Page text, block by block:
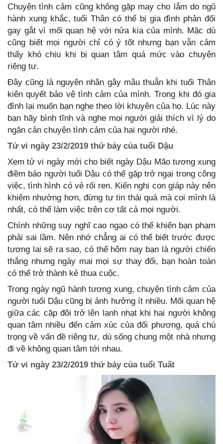
Chuyện tình cảm cũng không gặp may cho lắm do ngũ
hành xung khắc, tuổi Thân có thể bị gia đình phản đối
gay gắt vì mối quan hệ với nửa kia của mình. Mặc dù
cũng biết mọi người chỉ có ý tốt nhưng bạn vẫn cảm
thấy khó chịu khi bị quan tâm quá mức vào chuyện
riêng tư.
Đây cũng là nguyên nhân gây mâu thuẫn khi tuổi Thân
kiên quyết bảo vệ tình cảm của mình. Trong khi đó gia
đình lại muốn bạn nghe theo lời khuyên của họ. Lúc này
bạn hãy bình tĩnh và nghe mọi người giải thích vì lý do
ngăn cản chuyện tình cảm của hai người nhé.
Tử vi ngày 23/2/2019 thứ bảy của tuổi Dậu
Xem tử vi ngày mới cho biết ngày Dậu Mão tương xung
điềm báo người tuổi Dậu có thể gặp trở ngại trong công
việc, tình hình có vẻ rối ren. Kiến nghị con giáp này nên
khiêm nhường hơn, đừng tự tin thái quá mà coi mình là
nhất, có thể làm việc trên cơ tất cả mọi người.
Chính những suy nghĩ cao ngạo có thể khiến bạn phạm
phải sai lầm. Nên nhớ chẳng ai có thể biết trước được
tương lai sẽ ra sao, có thể hôm nay bạn là người chiến
thắng nhưng ngày mai mọi sự thay đổi, bạn hoàn toàn
có thể trở thành kẻ thua cuộc.
Trong ngày ngũ hành tương xung, chuyện tình cảm của
người tuổi Dậu cũng bị ảnh hưởng ít nhiều. Mối quan hệ
giữa các cặp đôi trở lên lạnh nhạt khi hai người không
quan tâm nhiều đến cảm xúc của đối phương, quá chú
trọng về vấn đề riêng tư, dù sống chung một nhà nhưng
đi về không quan tâm tới nhau.
Tử vi ngày 23/2/2019 thứ bảy của tuổi Tuất